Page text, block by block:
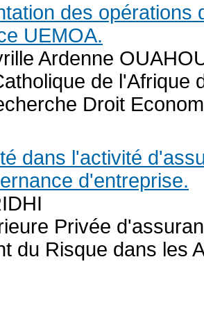
des
UEMOA.
Ardenne
de l'Afrique
Droit
dans l'activité
d'entreprise.
Privée
du Risque dans les